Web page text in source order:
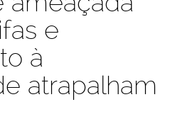
e
à
atrapalham